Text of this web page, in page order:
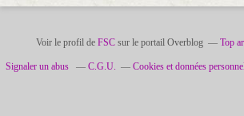
Voir le profil de FSCsur le portail Overblog Top
Signaler un abus C.G.U. Cookies et données